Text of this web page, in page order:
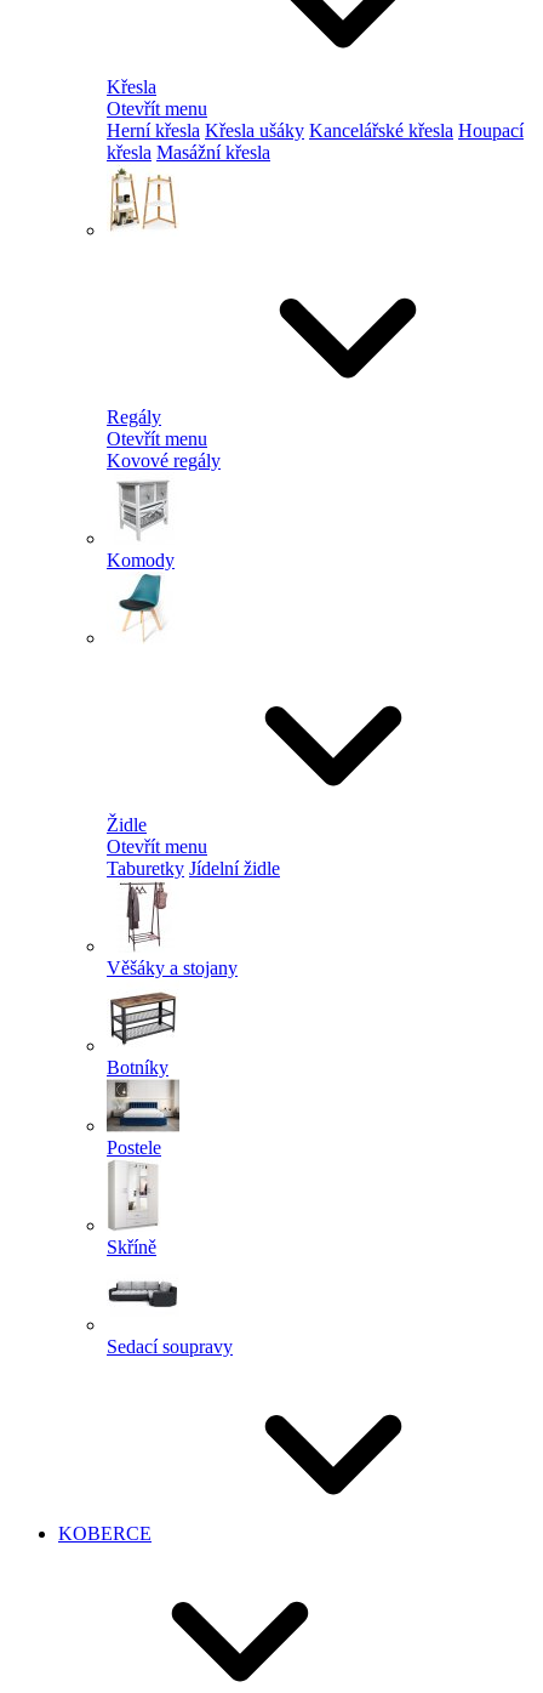
Křesla
Otevřít menu
Herní křesla Křesla ušáky Kancelářské křesla Houpací
křesla Masážní křesla
Regály
Otevřít menu
Kovové regály
Komody
Židle
Otevřít menu
Taburetky Jídelní židle
Věšáky a stojany
Botníky
Postele
Skříně
Sedací soupravy
KOBERCE